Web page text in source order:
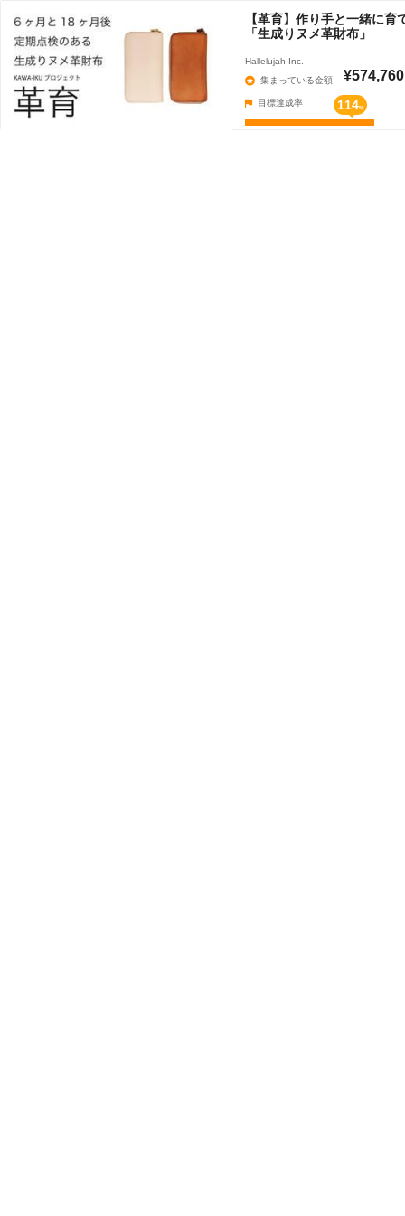
【革育】作り手と一緒に
「生成りヌメ革財布」
Hallelujah Inc.
集まっている金額
¥574,760
目標達成率 114%